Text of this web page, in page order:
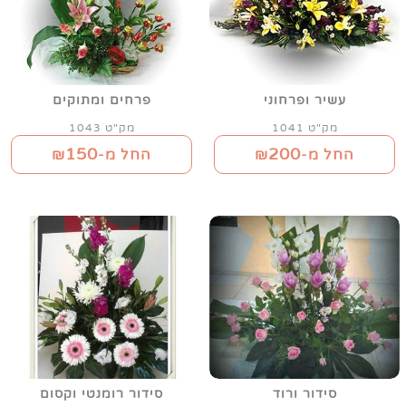
עשיר ופרחוני
מק"ט 1041
החל מ-₪200
פרחים ומתוקים
מק"ט 1043
החל מ-₪150
סידור ורוד סידור רומנטי וקסום